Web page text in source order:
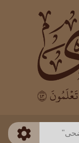
طريقة البحث
ذكي